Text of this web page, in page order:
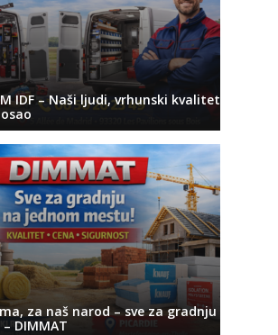
IDF – Naši ljudi, vrhunski kvalitet
za naš narod – sve za gradnju
DIMMAT